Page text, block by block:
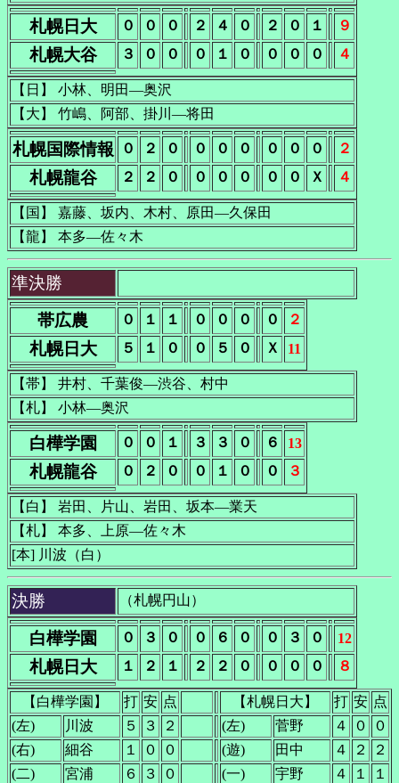
札幌日大 ０ ０ ０ ２ ４ ０ ２ ０ １ ９
札幌大谷 ３ ０ ０ ０ １ ０ ０ ０ ０ ４
【日】 小林、明田―奥沢
【大】 竹嶋、阿部、掛川―将田
札幌国際情報 ０ ２ ０ ０ ０ ０ ０ ０ ０ ２
札幌龍谷 ２ ２ ０ ０ ０ ０ ０ ０ Ｘ ４
【国】 嘉藤、坂内、木村、原田―久保田
【龍】 本多―佐々木
準決勝
帯広農
０ １ １ ０ ０ ０ ０ ２
札幌日大 ５ １ ０ ０ ５ ０ Ｘ 11
【帯】 井村、千葉俊―渋谷、村中
【札】 小林―奥沢
白樺学園 ０ ０ １ ３ ３ ０ ６ 13
札幌龍谷 ０ ２ ０ ０ １ ０ ０ ３
【白】 岩田、片山、岩田、坂本―業天
【札】 本多、上原―佐々木
[本] 川波（白）
決勝 （札幌円山）
白樺学園 ０ ３ ０ ０ ６ ０ ０ ３ ０ 12
札幌日大 １ ２ １ ２ ２ ０ ０ ０ ０ ８
【白樺学園】 打 安 点 【札幌日大】 打 安 点
(左)
川波 ５ ３ ２ (左) 菅野 ４ ０
０
(右)
細谷 １ ０ ０ (遊) 田中 ４ ２
２
(二)
宮浦 ６ ３ ０ (一) 宇野 ４ １ １